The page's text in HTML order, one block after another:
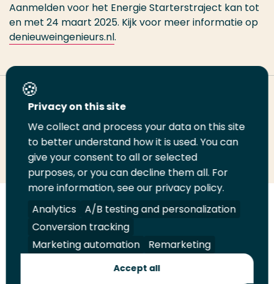
Aanmelden voor het Energie Starterstraject kan tot
en met 24 maart 2025. Kijk voor meer informatie op
denieuweingenieurs.nl.
Deel deze pagina
Deel
LinkedIn
Deel
op
Twitter
Deel
op
Facebook
Email
deze
pagina
Print
deze
pagina
Volg
ons
op
LinkedIn
Volg
ons
op
Facebook
Volg
ons
op
YouTube
Volg
ons
op
Instagram
Juridisch Security A-Z Index
Contact
Privacy on this site
We collect and process your data on this site
to better understand how it is used. You can
give your consent to all or selected
purposes, or you can decline them all. For
more information, see our privacy policy.
Analytics
A/B testing and personalization
Conversion tracking
Marketing automation
Remarketing
Accept all